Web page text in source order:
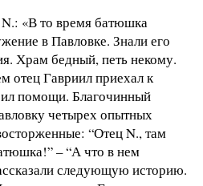
«В то время батюшка
в Павловке. Знали его
Храм бедный, петь некому.
отец Гавриил приехал к
помощи. Благочинный
четырех опытных
“Отец N., там
– “А что в нем
следующую историю.